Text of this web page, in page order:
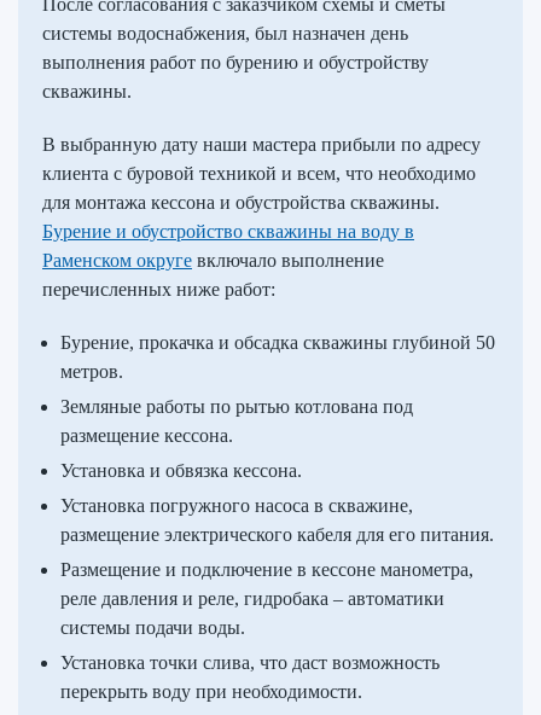
После согласования c заказчиком схемы и сметы
системы водоснабжения, был назначен день
выполнения работ по бурению и обустройству
скважины.
В выбранную дату наши мастера прибыли по адресу
клиента с буровой техникой и всем, что необходимо
для монтажа кессона и обустройства скважины.
Бурение и обустройство скважины на воду в
Раменском округе включало выполнение
перечисленных ниже работ:
Бурение, прокачка и обсадка скважины глубиной 50
метров.
Земляные работы по рытью котлована под
размещение кессона.
Установка и обвязка кессона.
Установка погружного насоса в скважине,
размещение электрического кабеля для его питания.
Размещение и подключение в кессоне манометра,
реле давления и реле, гидробака – автоматики
системы подачи воды.
Установка точки слива, что даст возможность
перекрыть воду при необходимости.